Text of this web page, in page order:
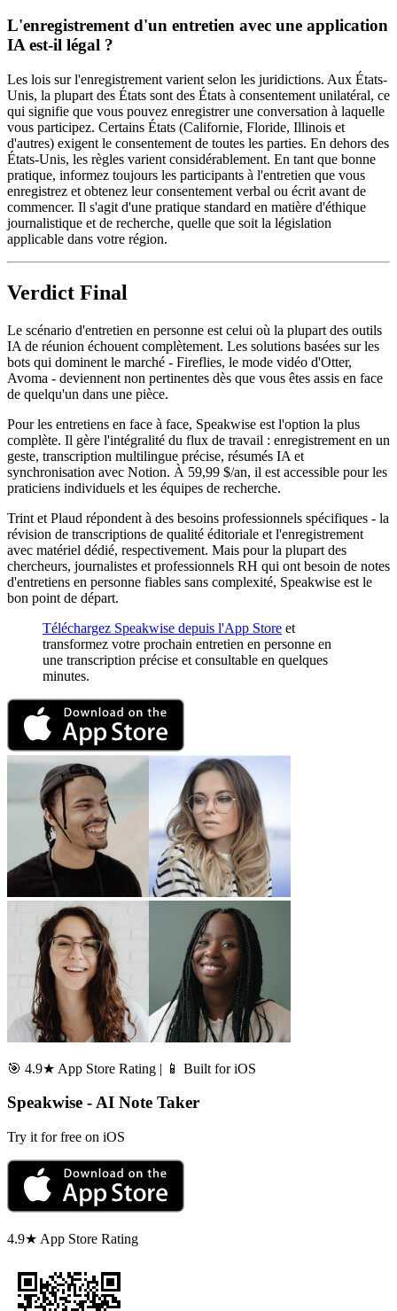
L'enregistrement d'un entretien avec une application
IA est-il légal ?
Les lois sur l'enregistrement varient selon les juridictions. Aux États-
Unis, la plupart des États sont des États à consentement unilatéral, ce
qui signifie que vous pouvez enregistrer une conversation à laquelle
vous participez. Certains États (Californie, Floride, Illinois et
d'autres) exigent le consentement de toutes les parties. En dehors des
États-Unis, les règles varient considérablement. En tant que bonne
pratique, informez toujours les participants à l'entretien que vous
enregistrez et obtenez leur consentement verbal ou écrit avant de
commencer. Il s'agit d'une pratique standard en matière d'éthique
journalistique et de recherche, quelle que soit la législation
applicable dans votre région.
Verdict Final
Le scénario d'entretien en personne est celui où la plupart des outils
IA de réunion échouent complètement. Les solutions basées sur les
bots qui dominent le marché - Fireflies, le mode vidéo d'Otter,
Avoma - deviennent non pertinentes dès que vous êtes assis en face
de quelqu'un dans une pièce.
Pour les entretiens en face à face, Speakwise est l'option la plus
complète. Il gère l'intégralité du flux de travail : enregistrement en un
geste, transcription multilingue précise, résumés IA et
synchronisation avec Notion. À 59,99 $/an, il est accessible pour les
praticiens individuels et les équipes de recherche.
Trint et Plaud répondent à des besoins professionnels spécifiques - la
révision de transcriptions de qualité éditoriale et l'enregistrement
avec matériel dédié, respectivement. Mais pour la plupart des
chercheurs, journalistes et professionnels RH qui ont besoin de notes
d'entretiens en personne fiables sans complexité, Speakwise est le
bon point de départ.
Téléchargez Speakwise depuis l'App Store et
transformez votre prochain entretien en personne en
une transcription précise et consultable en quelques
minutes.
🎯 4.9★ App Store Rating | 📱 Built for iOS
Speakwise - AI Note Taker
Try it for free on iOS
4.9★ App Store Rating